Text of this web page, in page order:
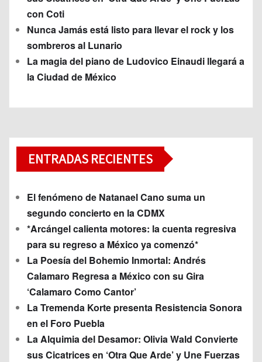
con Coti
Nunca Jamás está listo para llevar el rock y los
sombreros al Lunario
La magia del piano de Ludovico Einaudi llegará a
la Ciudad de México
ENTRADAS RECIENTES
El fenómeno de Natanael Cano suma un
segundo concierto en la CDMX
*Arcángel calienta motores: la cuenta regresiva
para su regreso a México ya comenzó*
La Poesía del Bohemio Inmortal: Andrés
Calamaro Regresa a México con su Gira
‘Calamaro Como Cantor’
La Tremenda Korte presenta Resistencia Sonora
en el Foro Puebla
La Alquimia del Desamor: Olivia Wald Convierte
sus Cicatrices en ‘Otra Que Arde’ y Une Fuerzas